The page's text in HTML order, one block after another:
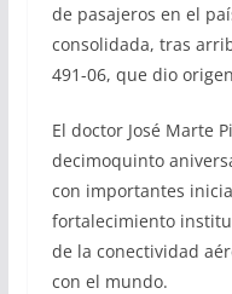
de pasajeros en el
consolidada, tras
491-06, que dio
El doctor José Marte
decimoquinto
con importantes
fortalecimiento
de la conectividad
con el mundo.